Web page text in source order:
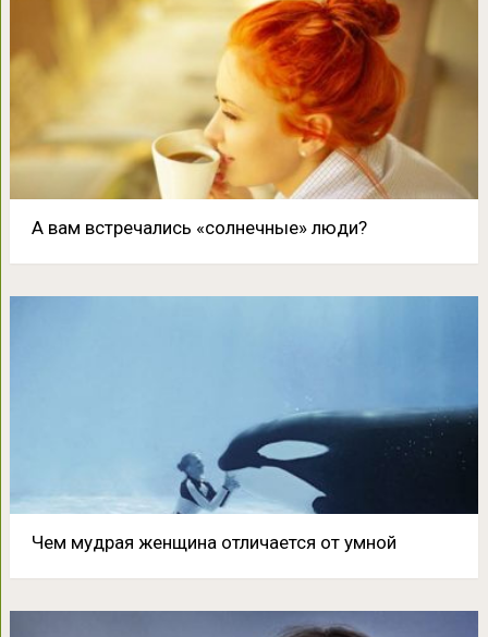
А вам встречались «солнечные» люди?
Чем мудрая женщина отличается от умной